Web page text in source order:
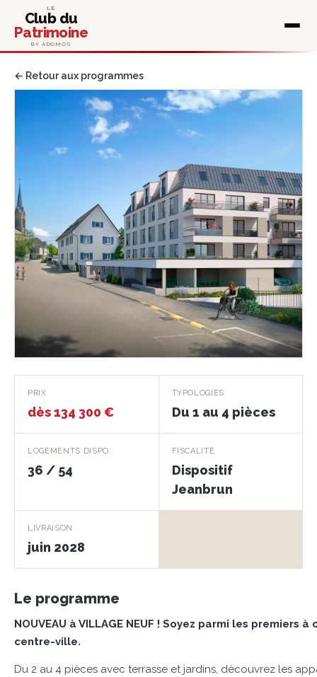
LE
Club du
Patrimoine
BY ADOMOS
← Retour aux programmes
Cœur Village
VILLAGE-NEUF · 68128
PRIX
dès 134 300 €
TYPOLOGIES
Du 1 au 4 pièces
LOGEMENTS DISPO.
36 / 54
FISCALITÉ
Dispositif
Jeanbrun
LIVRAISON
juin 2028
Le programme
NOUVEAU à VILLAGE NEUF ! Soyez parmi les
centre-ville.
Du 2 au 4 pièces avec terrasse et jardins, découvrez les